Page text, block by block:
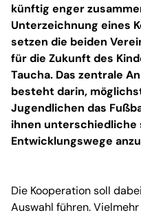
künftig enger
Unterzeichnung eines
setzen die beiden
für die Zukunft des
Taucha. Das zentrale
besteht darin,
Jugendlichen das
ihnen unterschiedliche
Entwicklungswege
Die Kooperation soll
Auswahl führen.